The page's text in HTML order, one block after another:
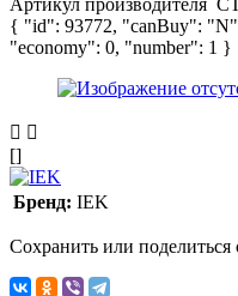
{ "id": 93772, "canBuy":
"economy": 0, "number": 1 }
[]
Бренд: IEK
Сохранить или поделиться